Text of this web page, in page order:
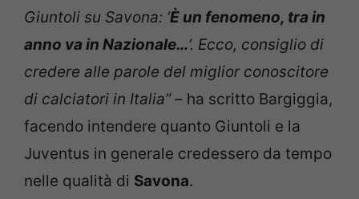
Giuntoli su Savona: ‘È un fenomeno, tra in
anno va in Nazionale…‘. Ecco, consiglio di
credere alle parole del miglior conoscitore
di calciatori in Italia” – ha scritto Bargiggia,
facendo intendere quanto Giuntoli e la
Juventus in generale credessero da tempo
nelle qualità di Savona.